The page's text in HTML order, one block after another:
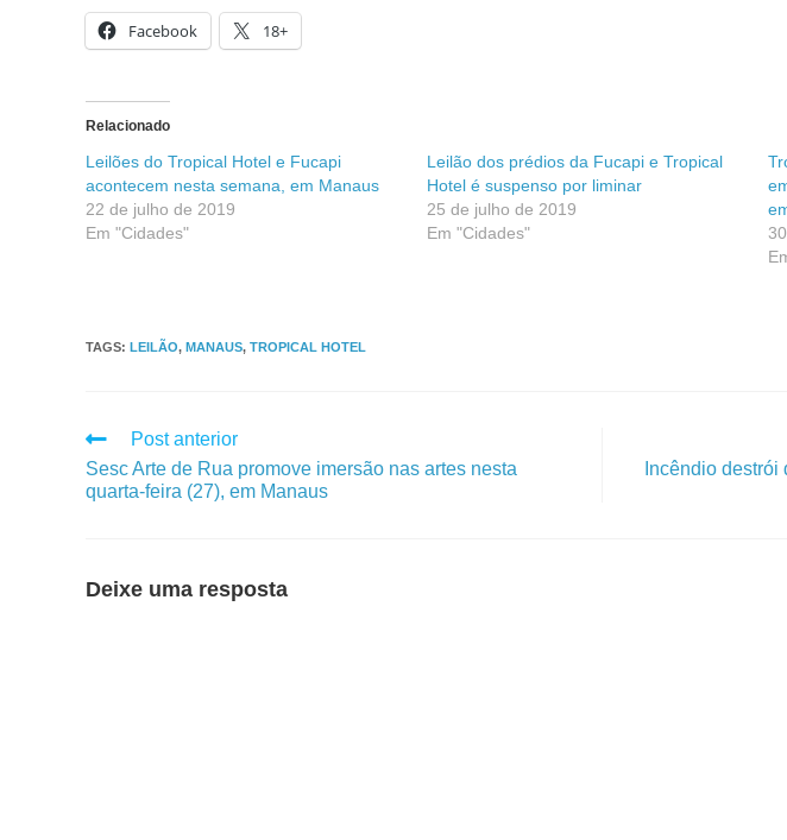
Facebook 18+
Relacionado
Leilões do Tropical Hotel e Fucapi
acontecem nesta semana, em Manaus
22 de julho de 2019
Em "Cidades"
Leilão dos prédios da Fucapi e Tropical
Hotel é suspenso por liminar
25 de julho de 2019
Em "Cidades"
TAGS: LEILÃO, MANAUS, TROPICAL HOTEL
Post anterior
Sesc Arte de Rua promove imersão nas artes nesta
quarta-feira (27), em Manaus
Incêndio
Deixe uma resposta